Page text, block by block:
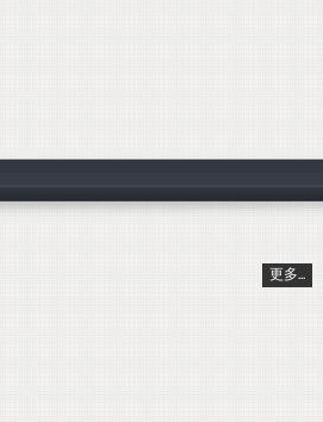
更多...